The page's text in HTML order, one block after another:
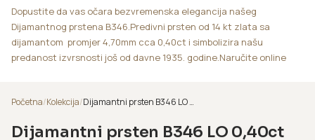
Dopustite da vas očara bezvremenska elegancija našeg
Dijamantnog prstena B346.Predivni prsten od 14 kt zlata sa
dijamantom promjer 4,70mm cca 0,40ct i simbolizira našu
predanost izvrsnosti još od davne 1935. godine.Naručite online
Početna/Kolekcija/ Dijamantni prsten B346 LO 0,40ct
Dijamantni prsten B346 LO 0,40ct